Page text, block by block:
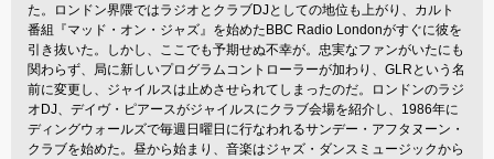
た。ロンドン界隈ではラジオとクラブDJとしての地位も上がり、カルト
番組『マッド・オン・ジャズ』を始めたBBC Radio Londonがすぐに彼を
引き抜いた。しかし、ここでも予期せぬ不幸が。忠実なファンがいたにも
関わらず、局に新しいプログラムコントローラーが加わり、GLRという名
前に変更し、ジャイルスは止めさせられてしまったのだ。ロンドンのラジ
オDJ、デイヴ・ピアースがジャイルスにクラブ会場を紹介し、1986年に
ディングウォールズで毎週日曜日に行なわれるサンデー・アフタヌーン・
クラブを始めた。昼から始まり、音楽はジャズ・ダンスミュージックから